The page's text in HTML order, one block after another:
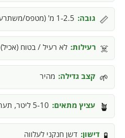
📏 גובה: 1-2.5 מ' (מטפס/משתרע)
☠️ רעילות: לא רעיל / בטוח (אכיל)
🌱 קצב גדילה: מהיר
🪴 עציץ מתאים: 5-10 ליטר, תערובת מאווררת
דישון: דשן חנקני לעלווה